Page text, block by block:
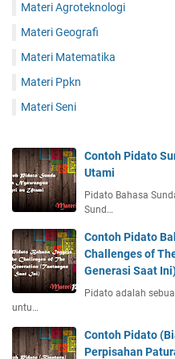
Materi Agroteknologi
Materi Geografi
Materi Matematika
Materi Ppkn
Materi Seni
Contoh Pidato
Utami
Pidato Bahasa
Sund…
Contoh Pidato
Challenges of
Generasi Saat
Pidato adalah
untu…
Contoh Pidato
Perpisahan